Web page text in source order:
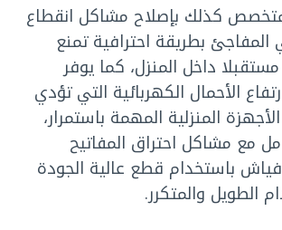
كذلك بإصلاح مشاكل انقطاع
المفاجئ بطريقة احترافية تمنع
داخل المنزل، كما يوفر
الأحمال الكهربائية التي تؤدي
المنزلية المهمة باستمرار،
مع مشاكل احتراق المفاتيح
باستخدام قطع عالية الجودة
الطويل والمتكرر.